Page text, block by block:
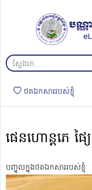
ថតឯកសាររបស់ខ្ញុំ
ផេនហោន្តភេ ផ្យ
បញ្ចូលក្នុងថតឯកសាររបស់ខ្ញុំ